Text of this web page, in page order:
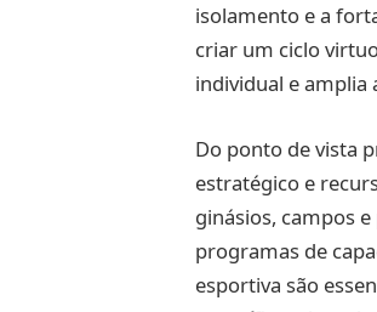
isolamento e a
criar um ciclo
individual e amplia
Do ponto de vista
estratégico e
ginásios, campos
programas de
esportiva são